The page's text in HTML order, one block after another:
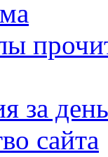
за день
сайта